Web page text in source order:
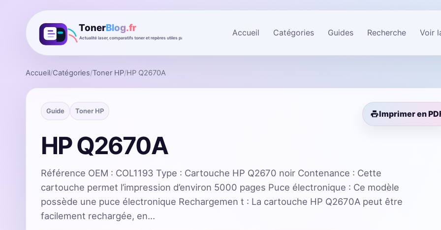
Accueil Catégories Guides Recherche Voir
Accueil/Catégories/Toner HP/HP Q2670A
Guide Toner HP Imprimer en
HP Q2670A
Référence OEM : COL1193 Type : Cartouche HP Q2670 noir Contenance : Cette
cartouche permet l’impression d’environ 5000 pages Puce électronique : Ce modèle
possède une puce électronique Rechargemen t : La cartouche HP Q2670A peut être
facilement rechargée, en…